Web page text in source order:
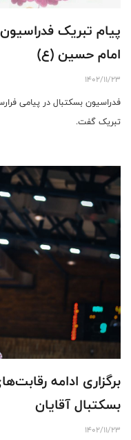
پیام تبریک
امام حسین (ع)
1402/11/23
فدراسیون بسکتبال در پیامی
تبریک گفت.
برگزاری ادامه
بسکتبال آقایان
1402/11/23